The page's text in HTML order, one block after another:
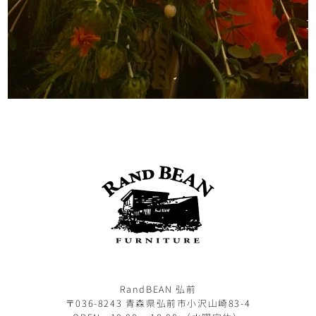
RandBEAN 弘前
〒036-8243 青森県弘前市小沢山崎83-4